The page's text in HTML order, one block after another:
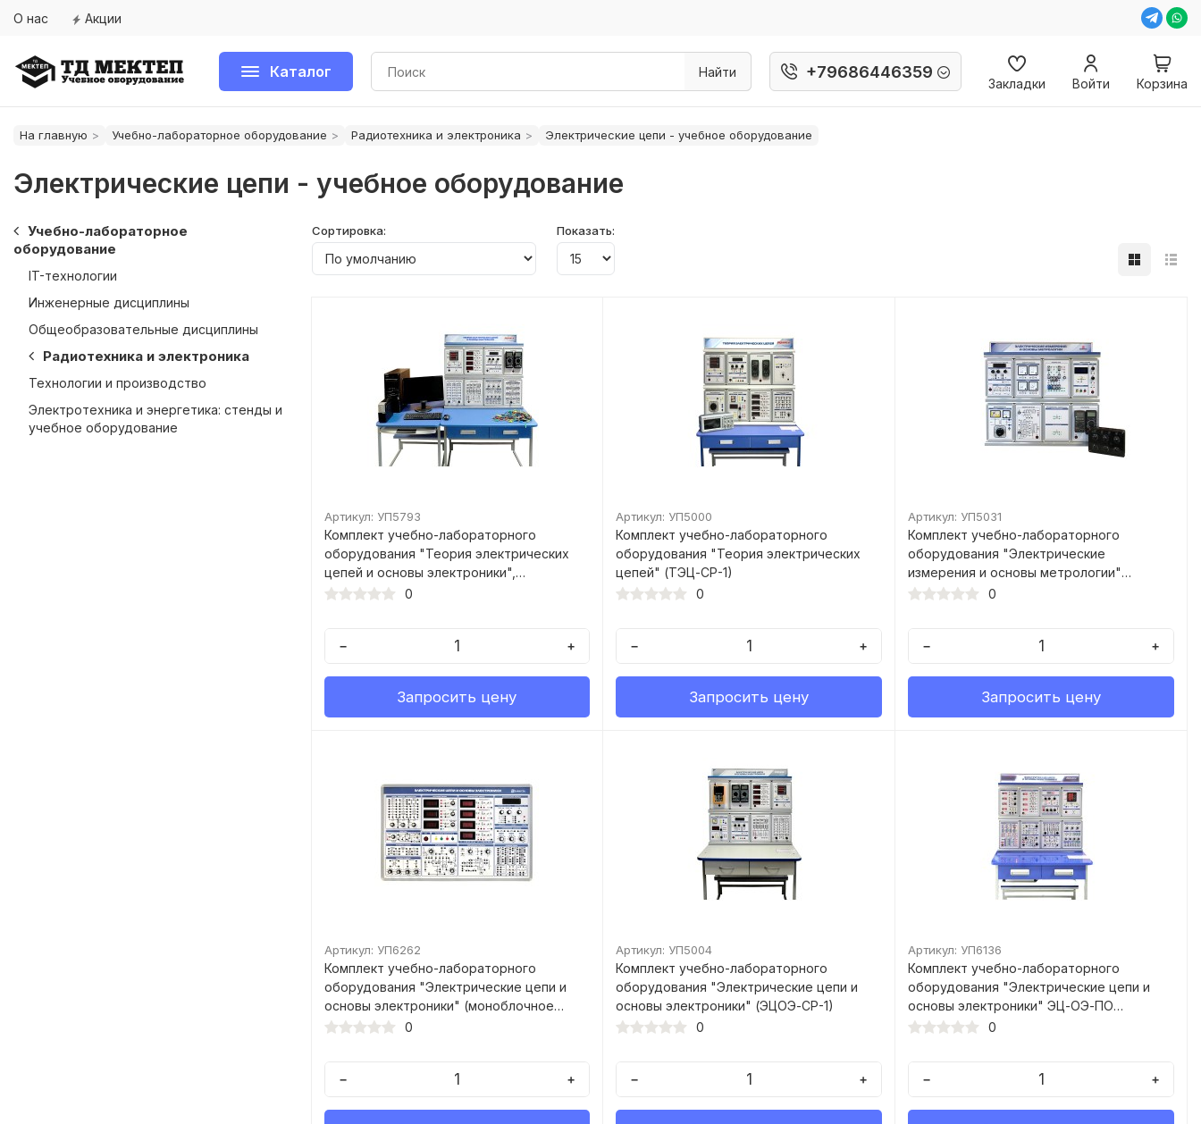
О нас Акции
Каталог Найти +79686446359
Закладки Войти Корзина
На главную Учебно-лабораторное оборудование Радиотехника и электроника Электрические цепи - учебное оборудование
Электрические цепи - учебное оборудование
Учебно-лабораторное
оборудование
IT-технологии
Инженерные дисциплины
Общеобразовательные дисциплины
Радиотехника и электроника
Технологии и производство
Электротехника и энергетика: стенды и
учебное оборудование
Сортировка: Показать:
Артикул: УП5793
Комплект учебно-лабораторного
оборудования "Теория электрических
цепей и основы электроники",
компьютерное исполнение
0
− +
Запросить цену
Артикул: УП5000
Комплект учебно-лабораторного
оборудования "Теория электрических
цепей" (ТЭЦ-СР-1)
0
− +
Запросить цену
Артикул: УП5031
Комплект учебно-лабораторного
оборудования "Электрические
измерения и основы метрологии"
(ЭИОМ1-СР-1)0
− +
Запросить цену
Артикул: УП6262
Комплект учебно-лабораторного
оборудования "Электрические цепи и
основы электроники" (моноблочное
исполнение) 0
− +
Артикул: УП5004
Комплект учебно-лабораторного
оборудования "Электрические цепи и
основы электроники" (ЭЦОЭ-СР-1)
0
− +
Артикул: УП6136
Комплект учебно-лабораторного
оборудования "Электрические цепи и
основы электроники" ЭЦ-ОЭ-ПО
(модернизированный)
0
− +